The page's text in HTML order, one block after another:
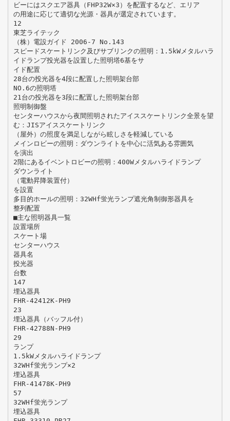
ビーにはスクエア器具（FHP32W×3）を配置するなど、エリア
の用途に応じて適切な光源・器具が選定されています。
12
東芝ライテック
（株）電設ガイド 2006-7 No.143
スピードスケートリンク及びサブリンクの照明：1.5kWメタルハラ
イドランプ投光器を設置した照明塔6基をサ
イド配置
28台の投光器を4段に配置した照明架台部
NO.6の照明塔
21台の投光器を3段に配置した照明架台部
照明制御盤
センターハウスから夜間照明されたアイススケートリンク全景を望
む：JISアイススケートリンク
（屋外）の照度を満足しながら眩しさを軽減している
メインロビーの照明：ダウンライトを中心に活気ある雰囲気
を演出
2階にあるイベントロビーの照明：400Wメタルハライドランプ
ダウンライト
（電動昇降装置付）
を設置
多目的ホールの照明：32WHf蛍光ランプ遮光角制御形器具を
整列配置
■主な照明器具一覧
設置場所
スケート場
センターハウス
器具名
投光器
台数
147
埋込器具
FHR-42412K-PH9
23
埋込器具（バッフル付）
FHR-42788N-PH9
29
ランプ
1.5kWメタルハライドランプ
32WHf蛍光ランプ×2
埋込器具
FHR-41478K-PH9
57
32WHf蛍光ランプ
埋込器具